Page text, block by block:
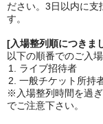
ださい。3日以内に支
す。
[入場整列順につきま
以下の順番でのご入
ライブ招待者
一般チケット所持
※入場整列時間を過
でご注意下さい。